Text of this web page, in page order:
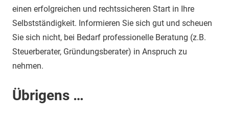
einen erfolgreichen und rechtssicheren Start in Ihre
Selbstständigkeit. Informieren Sie sich gut und scheuen
Sie sich nicht, bei Bedarf professionelle Beratung (z.B.
Steuerberater, Gründungsberater) in Anspruch zu
nehmen.
Übrigens …